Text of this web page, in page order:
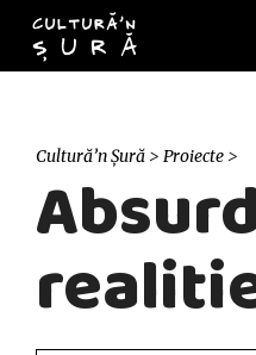
Cultură’n Șură > Proiecte >